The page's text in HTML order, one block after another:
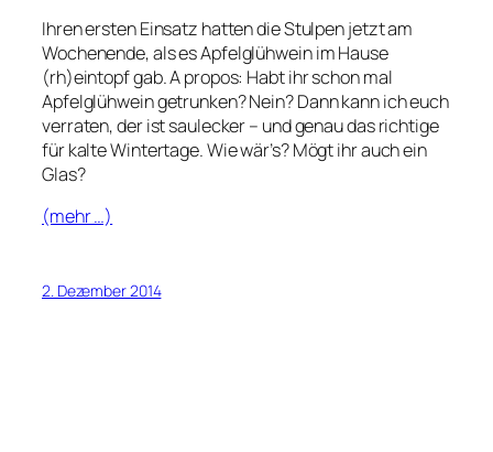
Ihren ersten Einsatz hatten die Stulpen jetzt am
Wochenende, als es Apfelglühwein im Hause
(rh)eintopf gab. A propos: Habt ihr schon mal
Apfelglühwein getrunken? Nein? Dann kann ich euch
verraten, der ist saulecker – und genau das richtige
für kalte Wintertage. Wie wär’s? Mögt ihr auch ein
Glas?
(mehr …)
2. Dezember 2014